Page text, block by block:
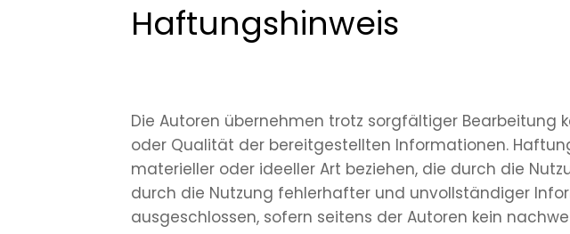
Haftungshinweis
Die Autoren übernehmen trotz sorgfältiger Bearbeitung
oder Qualität der bereitgestellten Informationen.
materieller oder ideeller Art beziehen, die durch die
durch die Nutzung fehlerhafter und unvollständiger
ausgeschlossen, sofern seitens der Autoren kein